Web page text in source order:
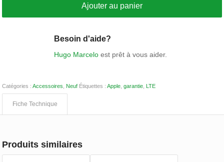
Ajouter au panier
Besoin d'aide?
Hugo Marcelo est prêt à vous aider.
Catégories :Accessoires Neuf Étiquettes :Apple ,garantie LTE
Fiche Technique
Produits similaires